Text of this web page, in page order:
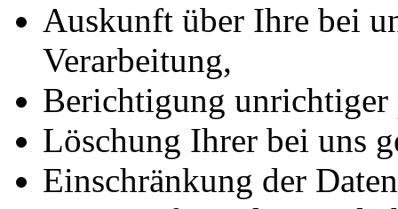
Auskunft über Ihre bei
Verarbeitung,
Berichtigung unrichtiger
Löschung Ihrer bei uns
Einschränkung der